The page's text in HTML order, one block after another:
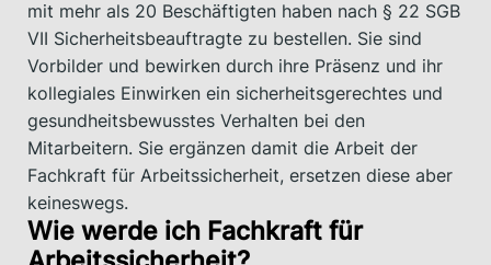
mit mehr als 20 Beschäftigten haben nach § 22 SGB
VII Sicherheitsbeauftragte zu bestellen. Sie sind
Vorbilder und bewirken durch ihre Präsenz und ihr
kollegiales Einwirken ein sicherheitsgerechtes und
gesundheitsbewusstes Verhalten bei den
Mitarbeitern. Sie ergänzen damit die Arbeit der
Fachkraft für Arbeitssicherheit, ersetzen diese aber
keineswegs.
Wie werde ich Fachkraft für